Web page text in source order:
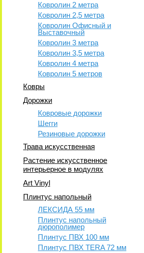
Ковролин 2 метра
Ковролин 2,5 метра
Ковролин Офисный и
Выставочный
Ковролин 3 метра
Ковролин 3,5 метра
Ковролин 4 метра
Ковролин 5 метров
Ковры
Дорожки
Ковровые дорожки
Шегги
Резиновые дорожки
Трава искусственная
Растение искусственное
интерьерное в модулях
Art Vinyl
Плинтус напольный
ЛЕКСИДА 55 мм
Плинтус напольный
дюрополимер
Плинтус ПВХ 100 мм
Плинтус ПВХ TERA 72 мм